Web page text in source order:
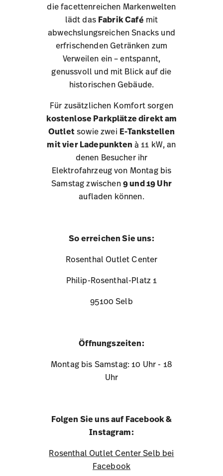
die facettenreichen Markenwelten
lädt das Fabrik Cafémit
abwechslungsreichen Snacks und
erfrischenden Getränken zum
Verweilen ein – entspannt,
genussvoll und mit Blick auf die
historischen Gebäude.
Für zusätzlichen Komfort sorgen
kostenlose Parkplätze direkt am
Outletsowie zwei E-Tankstellen
mit vier Ladepunkten à 11 kW, an
denen Besucher ihr
Elektrofahrzeug von Montag bis
Samstag zwischen9 und 19 Uhr
aufladen können.
So erreichen Sie uns:
Rosenthal Outlet Center
Philip-Rosenthal-Platz 1
95100 Selb
Öffnungszeiten:
Montag bis Samstag: 10 Uhr - 18
Uhr
Folgen Sie uns auf Facebook &
Instagram:
Rosenthal Outlet Center Selb bei
Facebook